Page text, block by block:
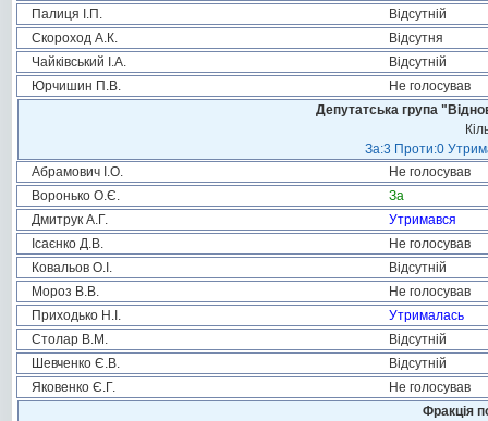
Палиця І.П.
Відсутній
Скороход А.К.
Відсутня
Чайківський І.А.
Відсутній
Юрчишин П.В.
Не голосував
Депутатська група
За:3 Проти:0
Абрамович І.О.
Не голосував
Воронько О.Є.
За
Дмитрук А.Г.
Утримався
Ісаєнко Д.В.
Не голосував
Ковальов О.І.
Відсутній
Мороз В.В.
Не голосував
Приходько Н.І.
Утрималась
Столар В.М.
Відсутній
Шевченко Є.В.
Відсутній
Яковенко Є.Г.
Не голосував
Фракція